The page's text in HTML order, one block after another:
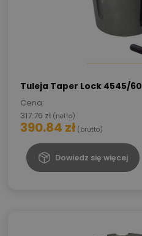
Tuleja Taper Lock 4545/60
Cena:
317.76 zł (netto)
390.84 zł (brutto)
Dowiedz się więcej